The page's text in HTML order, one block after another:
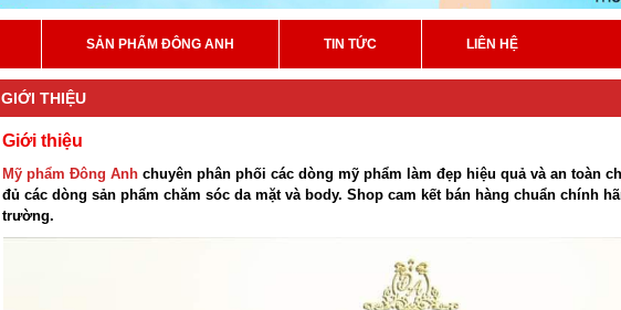
SẢN PHẨM ĐÔNG ANH TIN TỨC LIÊN HỆ
GIỚI THIỆU
Giới thiệu
Mỹ phẩm Đông Anh chuyên phân phối các dòng mỹ phẩm làm đẹp hiệu quả và an toàn
đủ các dòng sản phẩm chăm sóc da mặt và body. Shop cam kết bán hàng chuẩn chính
trường.